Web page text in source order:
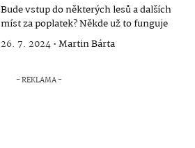
Bude vstup do některých lesů a dalších
míst za poplatek? Někde už to funguje
26. 7. 2024 •Martin Bárta